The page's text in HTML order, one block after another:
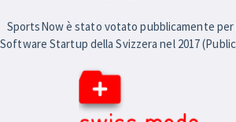
SportsNow è stato votato pubblicamente per
Software Startup della Svizzera nel 2017